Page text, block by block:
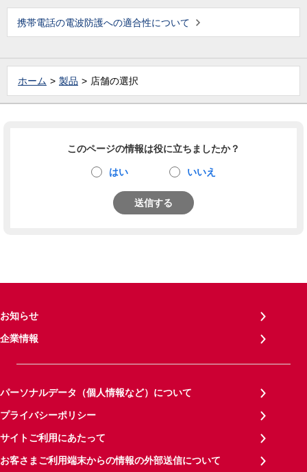
携帯電話の電波防護への適合性について
ホーム 製品 店舗の選択
このページの情報は役に立ちましたか？
はい いいえ
送信する
お知らせ
企業情報
パーソナルデータ（個人情報など）について
プライバシーポリシー
サイトご利用にあたって
お客さまご利用端末からの情報の外部送信について